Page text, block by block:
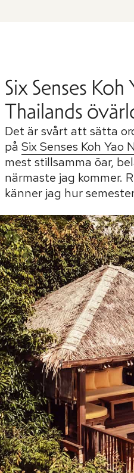
Six Senses
Thailands
Det är svårt att sätta
påSix Senses Koh Yao
mest stillsamma öar,
närmaste jag kommer.
känner jag hur